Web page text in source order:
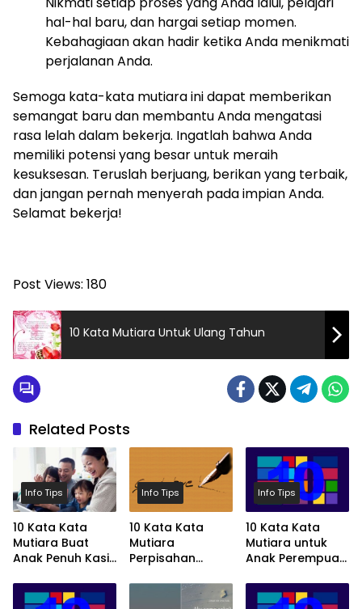
hal-hal baru, dan hargai setiap momen.
Kebahagiaan akan hadir ketika Anda menikmati
perjalanan Anda.
Semoga kata-kata mutiara ini dapat memberikan
semangat baru dan membantu Anda mengatasi
rasa lelah dalam bekerja. Ingatlah bahwa Anda
memiliki potensi yang besar untuk meraih
kesuksesan. Teruslah berjuang, berikan yang terbaik,
dan jangan pernah menyerah pada impian Anda.
Selamat bekerja!
Post Views: 180
10 Kata Mutiara Untuk Ulang Tahun
Related Posts
Info Tips
10 Kata Kata
Mutiara Buat
Anak Penuh Kasih
Info Tips
10 Kata Kata
Mutiara
Perpisahan
Info Tips
10 Kata Kata
Mutiara untuk
Anak Perempuan